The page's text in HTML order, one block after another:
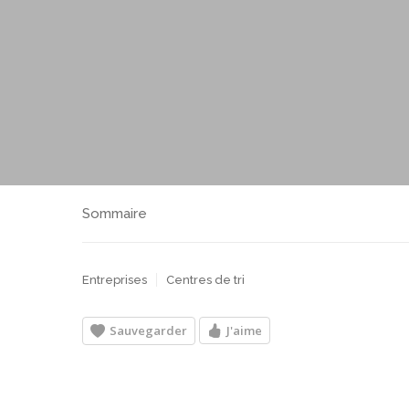
Sommaire
Entreprises Centres de tri
Sauvegarder J'aime